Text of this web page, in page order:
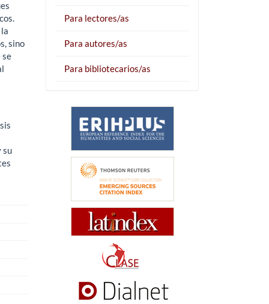
sino
se
su
Para lectores/as
Para autores/as
Para bibliotecarios/as